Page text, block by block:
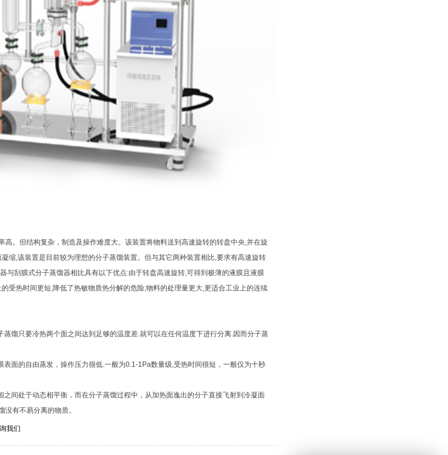
。但结构复杂，制造及操作难度大。该装置将物料送到高速旋转的转盘中央,并在旋
缩,该装置是目前较为理想的分子蒸馏装置。但与其它两种装置相比,要求有高速旋转
与刮膜式分子蒸馏器相比具有以下优点:由于转盘高速旋转,可得到极薄的液膜且液膜
受热时间更短,降低了热敏物质热分解的危险;物料的处理量更大,更适合工业上的连续
只要冷热两个面之间达到足够的温度差.就可以在任何温度下进行分离.因而分子蒸
的自由蒸发，操作压力很低.一般为0.1-1Pa数量级,受热时间很短，一般仅为十秒
处于动态相平衡，而在分子蒸馏过程中，从加热面逸出的分子直接飞射到冷凝面
有不易分离的物质。
我们